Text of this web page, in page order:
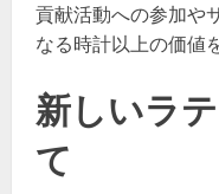
貢献活動への参加や
なる時計以上の価値
新しいラ
て